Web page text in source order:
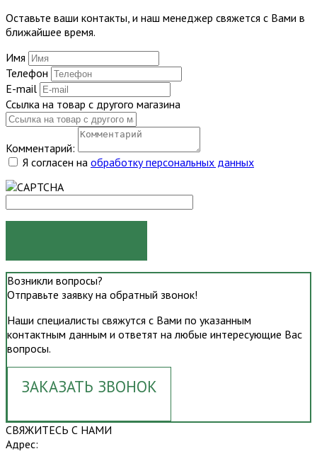
Оставьте ваши контакты, и наш менеджер свяжется с Вами в
ближайшее время.
Имя
Телефон
E-mail
Ссылка на товар с другого магазина
Комментарий:
Я согласен на обработку персональных данных
Возникли вопросы?
Отправьте заявку на обратный звонок!
Наши специалисты свяжутся с Вами по указанным
контактным данным и ответят на любые интересующие Вас
вопросы.
ЗАКАЗАТЬ ЗВОНОК
СВЯЖИТЕСЬ С НАМИ
Адрес: